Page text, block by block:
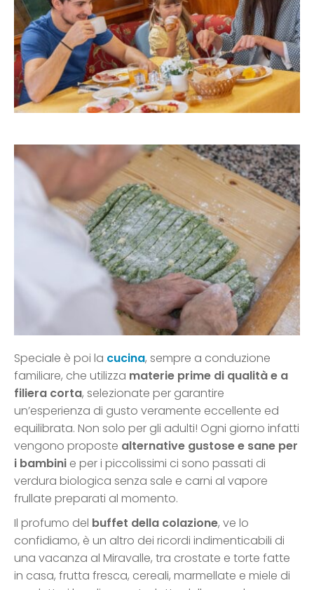
Speciale è poi la cucina, sempre a conduzione
familiare, che utilizza materie prime di qualità e a
filiera corta, selezionate per garantire
un’esperienza di gusto veramente eccellente ed
equilibrata. Non solo per gli adulti! Ogni giorno infatti
vengono proposte alternative gustose e sane per
i bambini e per i piccolissimi ci sono passati di
verdura biologica senza sale e carni al vapore
frullate preparati al momento.
Il profumo del buffet della colazione, ve lo
confidiamo, è un altro dei ricordi indimenticabili di
una vacanza al Miravalle, tra crostate e torte fatte
in casa, frutta fresca, cereali, marmellate e miele di